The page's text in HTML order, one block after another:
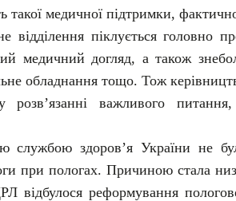
такої медичної підтримки,
відділення піклується головно
медичний догляд, а також
обладнання тощо. Тож
важливого
службою здоров’я України не
при пологах. Причиною стала
відбулося реформування